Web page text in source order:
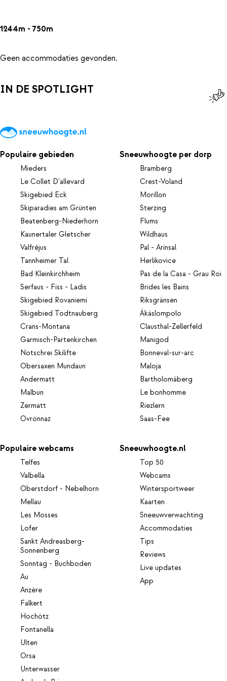
1244m - 750m
Geen accommodaties gevonden.
IN DE SPOTLIGHT
Populaire gebieden
Mieders
Le Collet D'allevard
Skigebied Eck
Skiparadies am Grünten
Beatenberg-Niederhorn
Kaunertaler Gletscher
Valfréjus
Tannheimer Tal
Bad Kleinkirchheim
Serfaus - Fiss - Ladis
Skigebied Rovaniemi
Skigebied Todtnauberg
Crans-Montana
Garmisch-Partenkirchen
Notschrei Skilifte
Obersaxen Mundaun
Andermatt
Malbun
Zermatt
Ovronnaz
Sneeuwhoogte per dorp
Bramberg
Crest-Voland
Morillon
Sterzing
Flums
Wildhaus
Pal - Arinsal
Herlikovice
Pas de la Casa - Grau Roi
Brides les Bains
Riksgränsen
Äkäslompolo
Clausthal-Zellerfeld
Manigod
Bonneval-sur-arc
Maloja
Bartholomäberg
Le bonhomme
Riezlern
Saas-Fee
Populaire webcams
Telfes
Valbella
Oberstdorf - Nebelhorn
Mellau
Les Mosses
Lofer
Sankt Andreasberg-
Sonnenberg
Sonntag - Buchboden
Au
Anzère
Falkert
Hochötz
Fontanella
Ulten
Orsa
Unterwasser
Sneeuwhoogte.nl
Top 50
Webcams
Wintersportweer
Kaarten
Sneeuwverwachting
Accommodaties
Tips
Reviews
Live updates
App